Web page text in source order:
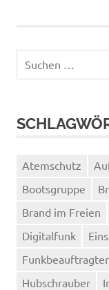
nach:
Atemschutz
Bootsgruppe
Brand im Freien
Digitalfunk
Funkbeauftragter
Hubschrauber